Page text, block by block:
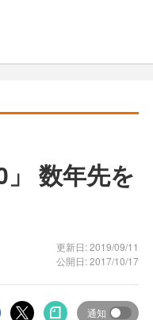
数年先を
更新日: 2019/09/11
公開日: 2017/10/17
通知